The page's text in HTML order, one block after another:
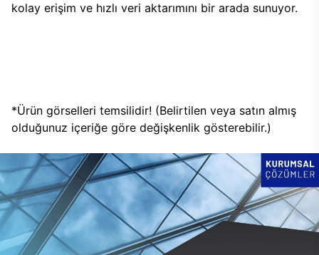
kolay erişim ve hızlı veri aktarımını bir arada sunuyor.
*Ürün görselleri temsilidir! (Belirtilen veya satın almış
olduğunuz içeriğe göre değişkenlik gösterebilir.)